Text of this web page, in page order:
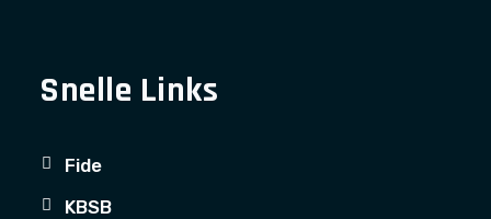
Snelle Links
Fide
KBSB